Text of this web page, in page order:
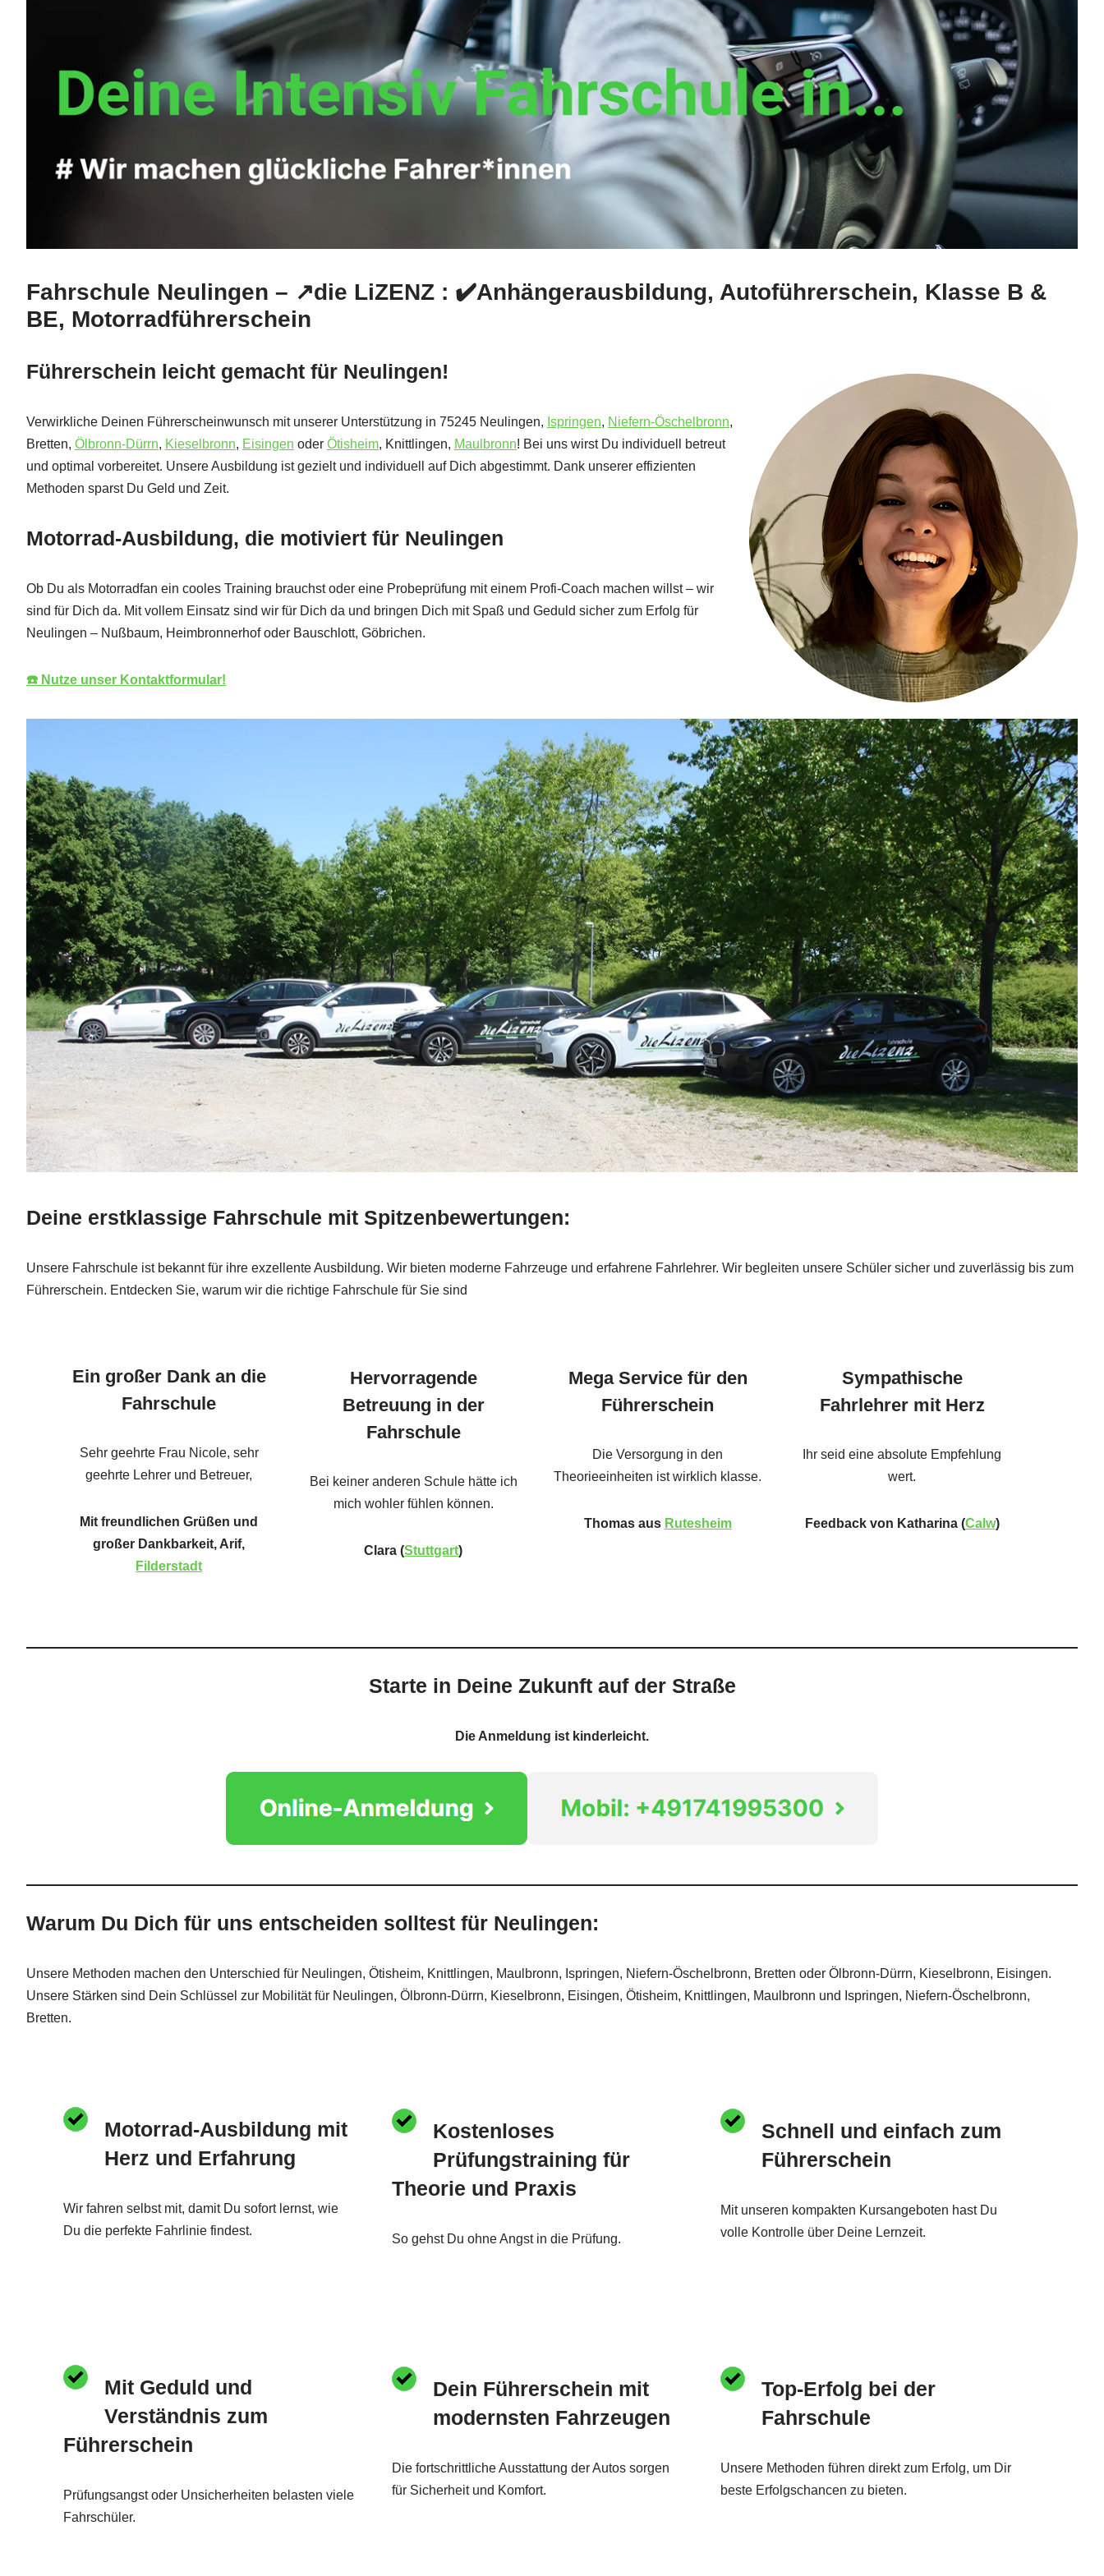
Fahrschule Neulingen – ↗️die LiZENZ : ✔️Anhängerausbildung, Autoführerschein, Klasse B &
BE, Motorradführerschein
Führerschein leicht gemacht für Neulingen!
Verwirkliche Deinen Führerscheinwunsch mit unserer Unterstützung in 75245 Neulingen, Ispringen, Niefern-Öschelbronn,
Bretten, Ölbronn-Dürrn, Kieselbronn, Eisingen oder Ötisheim, Knittlingen, Maulbronn! Bei uns wirst Du individuell betreut
und optimal vorbereitet. Unsere Ausbildung ist gezielt und individuell auf Dich abgestimmt. Dank unserer effizienten
Methoden sparst Du Geld und Zeit.
Motorrad-Ausbildung, die motiviert für Neulingen
Ob Du als Motorradfan ein cooles Training brauchst oder eine Probeprüfung mit einem Profi-Coach machen willst – wir
sind für Dich da. Mit vollem Einsatz sind wir für Dich da und bringen Dich mit Spaß und Geduld sicher zum Erfolg für
Neulingen – Nußbaum, Heimbronnerhof oder Bauschlott, Göbrichen.
☎️ Nutze unser Kontaktformular!
Deine erstklassige Fahrschule mit Spitzenbewertungen:
Unsere Fahrschule ist bekannt für ihre exzellente Ausbildung. Wir bieten moderne Fahrzeuge und erfahrene Fahrlehrer. Wir begleiten unsere Schüler sicher und zuverlässig bis zum
Führerschein. Entdecken Sie, warum wir die richtige Fahrschule für Sie sind
Ein großer Dank an die
Fahrschule
Sehr geehrte Frau Nicole, sehr
geehrte Lehrer und Betreuer,
Mit freundlichen Grüßen und
großer Dankbarkeit, Arif,
Filderstadt
Hervorragende
Betreuung in der
Fahrschule
Bei keiner anderen Schule hätte ich
mich wohler fühlen können.
Clara (Stuttgart)
Mega Service für den
Führerschein
Die Versorgung in den
Theorieeinheiten ist wirklich klasse.
Thomas aus Rutesheim
Sympathische
Fahrlehrer mit Herz
Ihr seid eine absolute Empfehlung
wert.
Feedback von Katharina (Calw)
Starte in Deine Zukunft auf der Straße
Die Anmeldung ist kinderleicht.
Warum Du Dich für uns entscheiden solltest für Neulingen:
Unsere Methoden machen den Unterschied für Neulingen, Ötisheim, Knittlingen, Maulbronn, Ispringen, Niefern-Öschelbronn, Bretten oder Ölbronn-Dürrn, Kieselbronn, Eisingen.
Unsere Stärken sind Dein Schlüssel zur Mobilität für Neulingen, Ölbronn-Dürrn, Kieselbronn, Eisingen, Ötisheim, Knittlingen, Maulbronn und Ispringen, Niefern-Öschelbronn,
Bretten.
Motorrad-Ausbildung mit
Herz und Erfahrung
Wir fahren selbst mit, damit Du sofort lernst, wie
Du die perfekte Fahrlinie findest.
Kostenloses
Prüfungstraining für
Theorie und Praxis
So gehst Du ohne Angst in die Prüfung.
Schnell und einfach zum
Führerschein
Mit unseren kompakten Kursangeboten hast Du
volle Kontrolle über Deine Lernzeit.
Mit Geduld und
Verständnis zum
Führerschein
Prüfungsangst oder Unsicherheiten belasten viele
Fahrschüler.
Dein Führerschein mit
modernsten Fahrzeugen
Die fortschrittliche Ausstattung der Autos sorgen
für Sicherheit und Komfort.
Top-Erfolg bei der
Fahrschule
Unsere Methoden führen direkt zum Erfolg, um Dir
beste Erfolgschancen zu bieten.